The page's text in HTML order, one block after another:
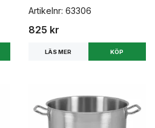
Artikelnr: 63306
825 kr
LÄS MER